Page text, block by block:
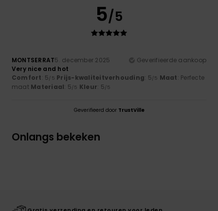
5/5
MONTSERRAT5. december 2025
Geverifieerde aankoop
Very nice and hot
Comfort: 5/5 Prijs-kwaliteitverhouding: 5/5 Maat: Perfecte
maat Materiaal: 5/5 Kleur: 5/5
Geverifieerd door TrustVille
Onlangs bekeken